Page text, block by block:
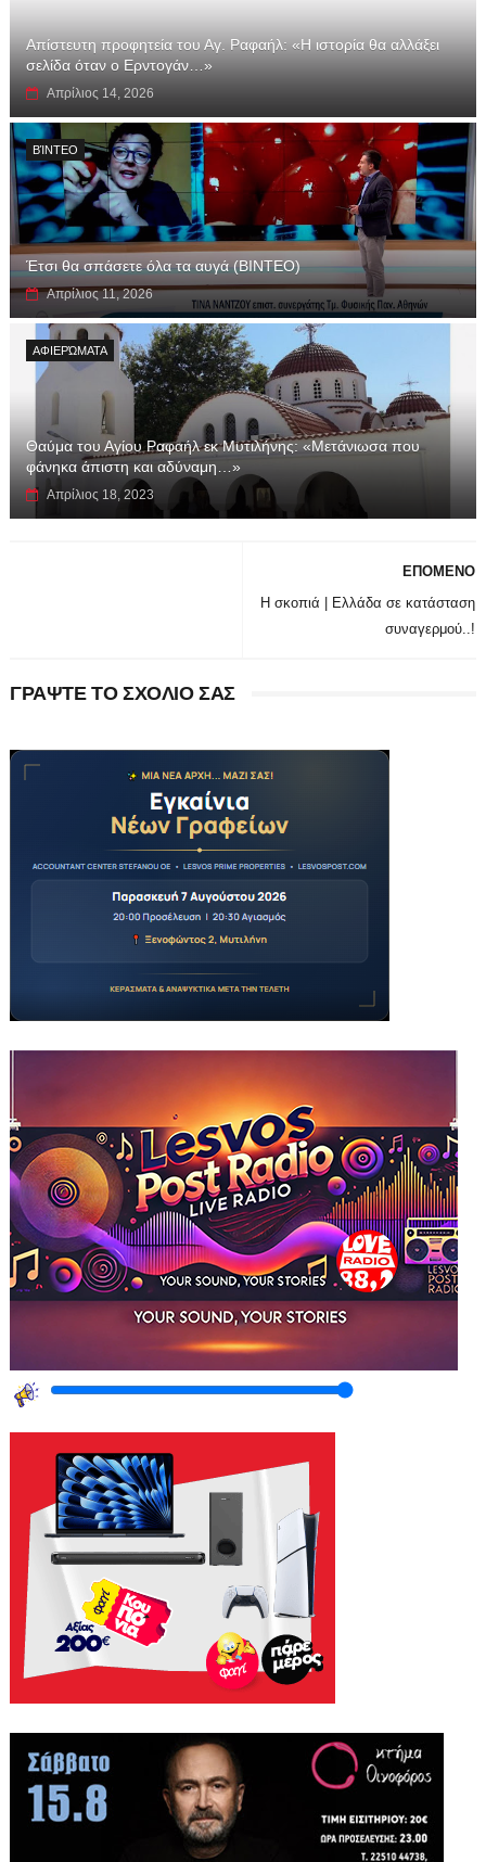
Απίστευτη προφητεία του Αγ. Ραφαήλ: «Η ιστορία θα αλλάξει
σελίδα όταν ο Ερντογάν…»
Απρίλιος 14, 2026
ΒΊΝΤΕΟ
Έτσι θα σπάσετε όλα τα αυγά (ΒΙΝΤΕΟ)
Απρίλιος 11, 2026
ΑΦΙΕΡΏΜΑΤΑ
Θαύμα του Αγίου Ραφαήλ εκ Μυτιλήνης: «Μετάνιωσα που
φάνηκα άπιστη και αδύναμη…»
Απρίλιος 18, 2023
ΕΠΟΜΕΝΟ
Η σκοπιά | Ελλάδα σε κατάσταση
συναγερμού..!
ΓΡΑΨΤΕ ΤΟ ΣΧΟΛΙΟ ΣΑΣ